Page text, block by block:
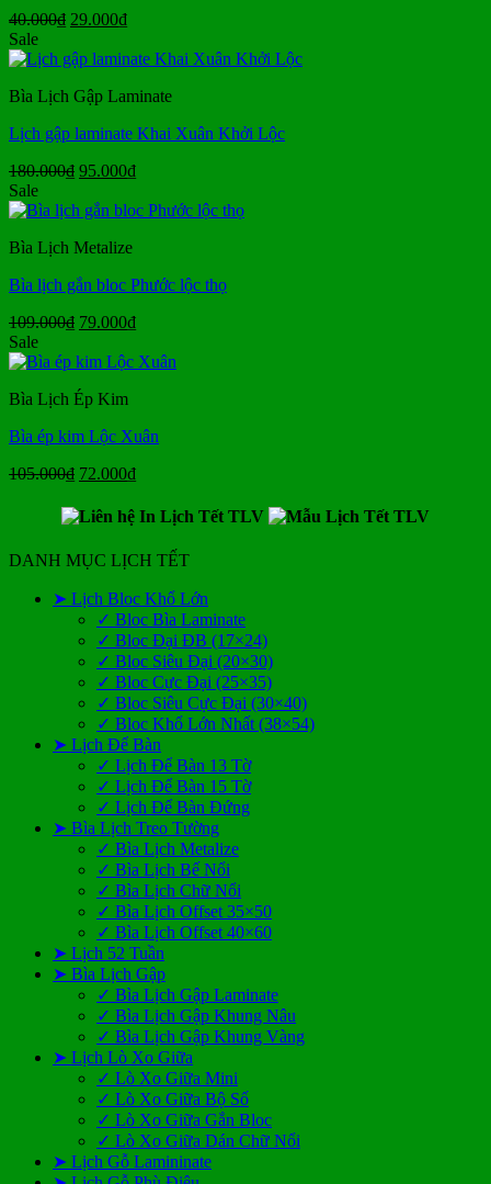
40.000₫ Giá
là:
29.000₫Giá
tại
29.000₫.
Sale
Bìa Lịch Gập Laminate
Lịch gập laminate Khai Xuân Khởi Lộc
180.000₫ Giá
là:
95.000₫Giá
tại
Sale
Bìa Lịch Metalize
Bìa lịch gắn bloc Phước lộc thọ
109.000₫ Giá
là:
79.000₫Giá
tại
Sale
Bìa Lịch Ép Kim
Bìa ép kim Lộc Xuân
105.000₫ Giá
là:
105.000₫.
72.000₫Giá
tại
72.000₫.
DANH MỤC LỊCH TẾT
➤ Lịch Bloc Khổ Lớn
✓ Bloc Bìa Laminate
✓ Bloc Đại ĐB (17×24)
✓ Bloc Siêu Đại (20×30)
✓ Bloc Cực Đại (25×35)
✓ Bloc Siêu Cực Đại (30×40)
✓ Bloc Khổ Lớn Nhất (38×54)
➤ Lịch Để Bàn
✓ Lịch Để Bàn 13 Tờ
✓ Lịch Để Bàn 15 Tờ
✓ Lịch Để Bàn Đứng
➤ Bìa Lịch Treo Tường
✓ Bìa Lịch Metalize
✓ Bìa Lịch Bế Nổi
✓ Bìa Lịch Chữ Nổi
✓ Bìa Lịch Offset 35×50
✓ Bìa Lịch Offset 40×60
➤ Lịch 52 Tuần
➤ Bìa Lịch Gập
✓ Bìa Lịch Gập Laminate
✓ Bìa Lịch Gập Khung Nâu
✓ Bìa Lịch Gập Khung Vàng
➤ Lịch Lò Xo Giữa
✓ Lò Xo Giữa Mini
✓ Lò Xo Giữa Bộ Số
✓ Lò Xo Giữa Gắn Bloc
✓ Lò Xo Giữa Dán Chữ Nổi
➤ Lịch Gỗ Lamininate